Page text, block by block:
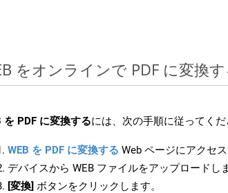
をオンラインで PDF に変換
を PDF に変換するには、次の手順に従ってくだ
WEB を PDF に変換する Web ページにアクセス
デバイスから WEB ファイルをアップロードし
[変換] ボタンをクリックします。